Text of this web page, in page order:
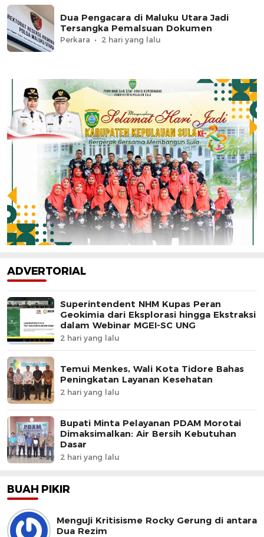
Dua Pengacara di Maluku Utara Jadi
Tersangka Pemalsuan Dokumen
Perkara 2 hari yang lalu
ADVERTORIAL
Superintendent NHM Kupas Peran
Geokimia dari Eksplorasi hingga Ekstraksi
dalam Webinar MGEI-SC UNG
2 hari yang lalu
Temui Menkes, Wali Kota Tidore Bahas
Peningkatan Layanan Kesehatan
2 hari yang lalu
Bupati Minta Pelayanan PDAM Morotai
Dimaksimalkan: Air Bersih Kebutuhan
Dasar
2 hari yang lalu
BUAH PIKIR
Menguji Kritisisme Rocky Gerung di antara
Dua Rezim